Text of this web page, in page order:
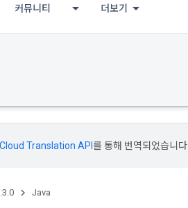
커뮤니티 더보기
Cloud Translation API 를 통해 번역되었습니다.
Java